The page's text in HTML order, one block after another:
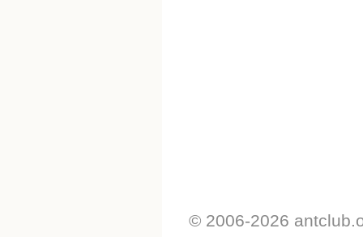
© 2006-2026